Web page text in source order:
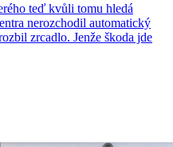
teď kvůli tomu hledá
nerozchodil automatický
zrcadlo. Jenže škoda jde